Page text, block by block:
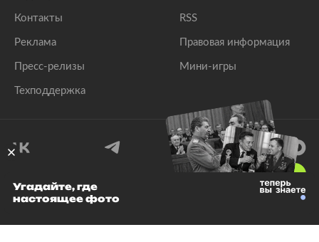
Контакты
Реклама
Пресс-релизы
Техподдержка
RSS
Правовая информация
Мини-игры
© 1999–2026 Все права защищены.
Угадайте, где
настоящее фото